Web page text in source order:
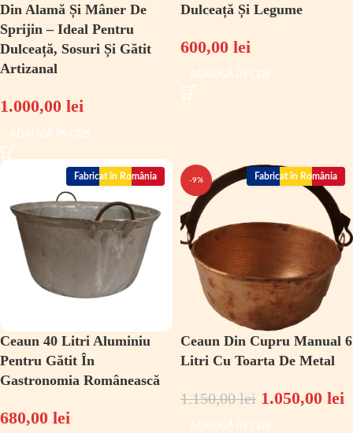
Din Alamă Și Mâner De
Sprijin – Ideal Pentru
Dulceață, Sosuri Și Gătit
Artizanal
1.000,00 lei
ADAUGĂ ÎN COȘ
Dulceață Și Legume
600,00 lei
ADAUGĂ ÎN COȘ
Fabricat în România
Ceaun 40 Litri Aluminiu
Pentru Gătit În
Gastronomia Românească
680,00 lei
-9% Fabricat în România
Ceaun Din Cupru Manual 6
Litri Cu Toarta De Metal
1.150,00lei 1.050,00 lei
ADAUGĂ ÎN COȘ